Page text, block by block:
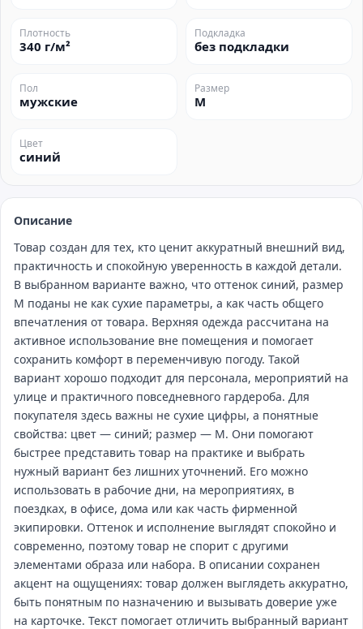
Плотность
340 г/м²
Подкладка
без подкладки
Пол
мужские
Размер
M
Цвет
синий
Описание
Товар создан для тех, кто ценит аккуратный внешний вид,
практичность и спокойную уверенность в каждой детали.
В выбранном варианте важно, что оттенок синий, размер
M поданы не как сухие параметры, а как часть общего
впечатления от товара. Верхняя одежда рассчитана на
активное использование вне помещения и помогает
сохранить комфорт в переменчивую погоду. Такой
вариант хорошо подходит для персонала, мероприятий на
улице и практичного повседневного гардероба. Для
покупателя здесь важны не сухие цифры, а понятные
свойства: цвет — синий; размер — M. Они помогают
быстрее представить товар на практике и выбрать
нужный вариант без лишних уточнений. Его можно
использовать в рабочие дни, на мероприятиях, в
поездках, в офисе, дома или как часть фирменной
экипировки. Оттенок и исполнение выглядят спокойно и
современно, поэтому товар не спорит с другими
элементами образа или набора. В описании сохранен
акцент на ощущениях: товар должен выглядеть аккуратно,
быть понятным по назначению и вызывать доверие уже
на карточке. Текст помогает отличить выбранный вариант